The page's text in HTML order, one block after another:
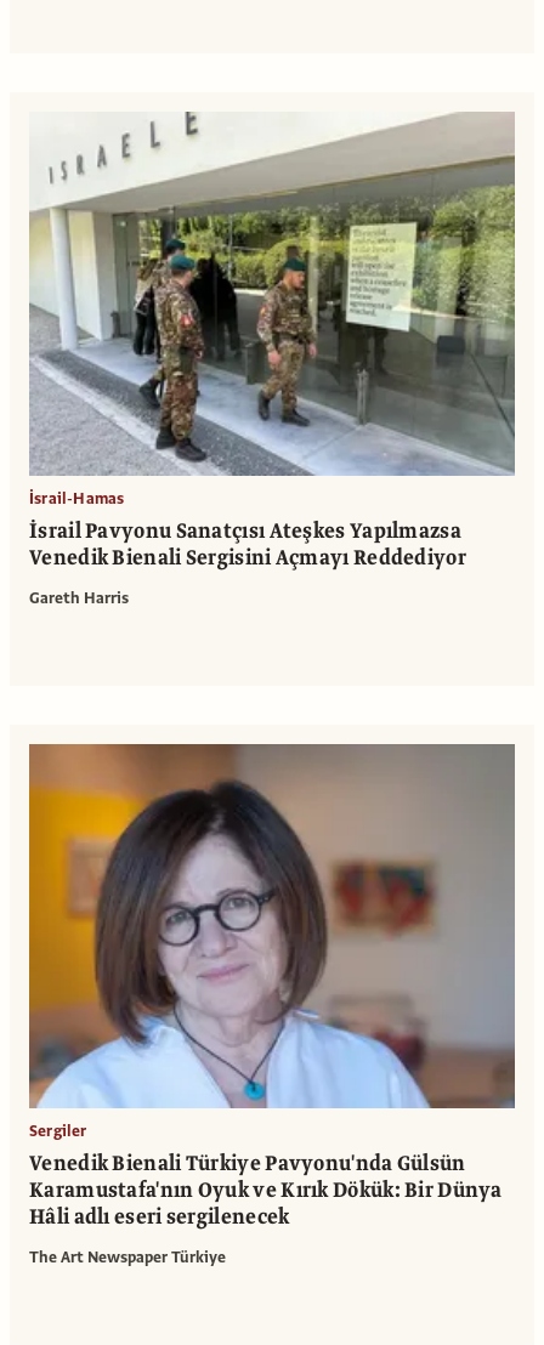
İsrail-Hamas
İsrail Pavyonu Sanatçısı Ateşkes Yapılmazsa
Venedik Bienali Sergisini Açmayı Reddediyor
Gareth Harris
Sergiler
Venedik Bienali Türkiye Pavyonu'nda Gülsün
Karamustafa'nın Oyuk ve Kırık Dökük: Bir Dünya
Hâli adlı eseri sergilenecek
The Art Newspaper Türkiye